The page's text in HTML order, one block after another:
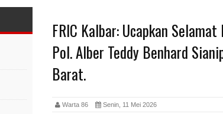
FRIC Kalbar: Ucapkan
Pol. Alber Teddy Benhard
Barat.
Warta 86 Senin, 11 Mei 2026